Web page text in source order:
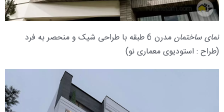
نمای ساختمان
مدرن 6 طبقه با طراحی شیک و منحصر به فرد
(طراح : استودیوی معماری نو)